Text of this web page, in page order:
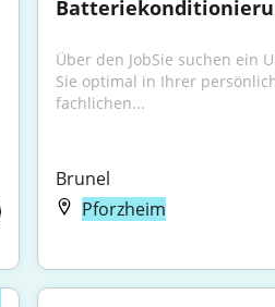
Über den JobSie suchen ein
Sie optimal in Ihrer
fachlichen...
Brunel
Pforzheim